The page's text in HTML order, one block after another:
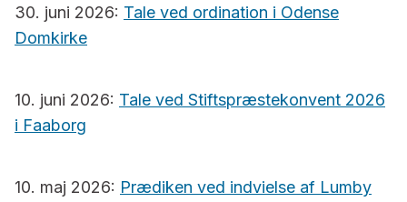
30. juni 2026: Tale ved ordination i Odense
Domkirke
10. juni 2026: Tale ved Stiftspræstekonvent 2026
i Faaborg
10. maj 2026: Prædiken ved indvielse af Lumby